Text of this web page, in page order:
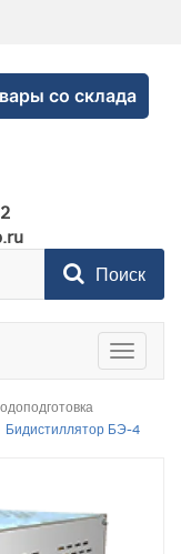
со склада
Поиск
Toggle
Бидистиллятор БЭ-4